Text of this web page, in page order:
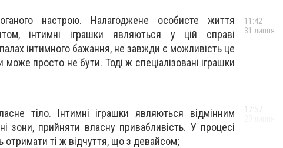
настрою. Налагоджене особисте життя
інтимні іграшки являються у цій справі
інтимного бажання, не завжди є можливість це
просто не бути. Тоді ж спеціалізовані іграшки
тіло. Інтимні іграшки являються відмінним
зони, прийняти власну привабливість. У процесі
отримати ті ж відчуття, що з девайсом;
11:42
31 липня
17:57